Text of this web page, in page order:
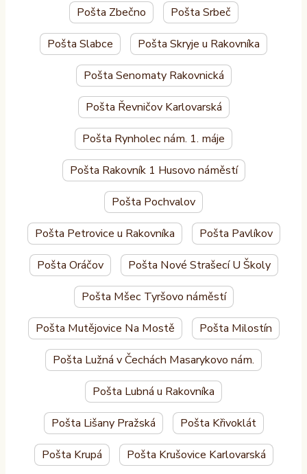
Pošta Zbečno Pošta Srbeč
Pošta Slabce Pošta Skryje u Rakovníka
Pošta Senomaty Rakovnická
Pošta Řevničov Karlovarská
Pošta Rynholec nám. 1. máje
Pošta Rakovník 1 Husovo náměstí
Pošta Pochvalov
Pošta Petrovice u Rakovníka Pošta Pavlíkov
Pošta Oráčov Pošta Nové Strašecí U Školy
Pošta Mšec Tyršovo náměstí
Pošta Mutějovice Na Mostě Pošta Milostín
Pošta Lužná v Čechách Masarykovo nám.
Pošta Lubná u Rakovníka
Pošta Lišany Pražská Pošta Křivoklát
Pošta Krupá Pošta Krušovice Karlovarská